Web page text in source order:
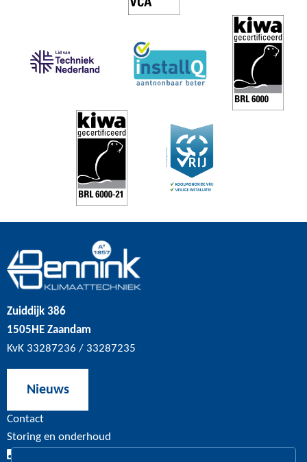
Zuiddijk 386
1505HE Zaandam
KvK 33287236 / 33287235
Nieuws
Contact
Storing en onderhoud